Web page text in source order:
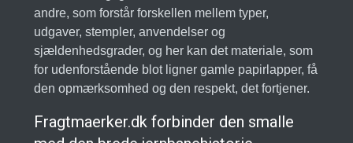
andre, som forstår forskellen mellem typer,
udgaver, stempler, anvendelser og
sjældenhedsgrader, og her kan det materiale, som
for udenforstående blot ligner gamle papirlapper, få
den opmærksomhed og den respekt, det fortjener.
Fragtmaerker.dk forbinder den smalle